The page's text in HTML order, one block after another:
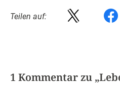
Teilen auf:
1 Kommentar zu „